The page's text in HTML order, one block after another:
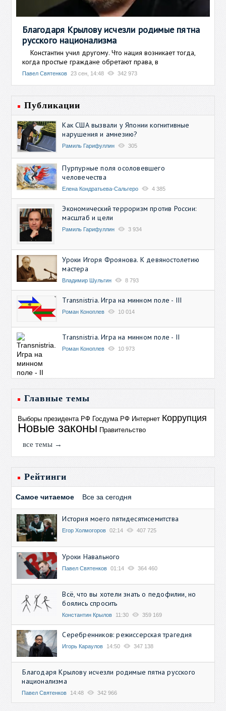
Благодаря Крылову исчезли родимые пятна
русского национализма
Константин учил другому. Что нация возникает тогда,
когда простые граждане обретают права, в
Павел Святенков 23 сен, 14:48 342 973
Публикации
Как США вызвали у Японии когнитивные
нарушения и амнезию?
Рамиль Гарифуллин 305
Пурпурные поля осоловевшего
человечества
Елена Кондратьева-Сальгеро 4 385
Экономический терроризм против России:
масштаб и цели
Рамиль Гарифуллин 3 934
Уроки Игоря Фроянова. К девяностолетию
мастера
Владимир Шульгин 8 793
Transnistria. Игра на минном поле - III
Роман Коноплев 10 014
Transnistria. Игра на минном поле - II
Роман Коноплев 10 973
Главные темы
Выборы президента РФ Госдума РФ Интернет Коррупция
Новые законы Правительство
все темы →
Рейтинги
Самое читаемое Все за сегодня
История моего пятидесятисемитства
Егор Холмогоров 02:14 407 725
Уроки Навального
Павел Святенков 01:14 364 460
Всё, что вы хотели знать о педофилии, но
боялись спросить
Константин Крылов 11:30 359 169
Серебренников: режиссерская трагедия
Игорь Караулов 14:50 347 138
Благодаря Крылову исчезли родимые пятна русского
национализма
Павел Святенков 14:48 342 966